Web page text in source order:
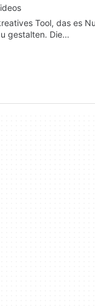
Tool, das es
gestalten. Die…